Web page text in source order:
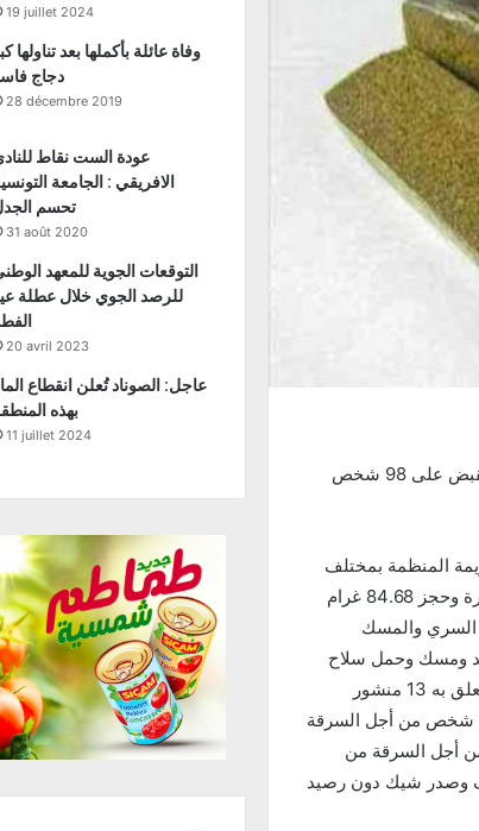
تمكنت المصالح الأمنية المشتركة التابعة لإقليم امن بنزرت خلال الأسبوع المنقضي من القاء القبض على 98 شخص
المنظمة بمختلف
أنواعها فقد تم ، القاء القبض على 13 شخص من أجل المسك والاستهلاك والتجار في مادة مخدرة وحجز 84.68 غرام
البغاء السري والمسك
بالعنف الشديد ومسك وحمل سلاح
ابيض دون رخصة ايقاف شخص من أجل انتحال صفة عون أمن والتحيل ايقاف شخص شخص متعلق به 13 منشور
شخص من أجل السرقة
أجل السرقة من
التخيل والعنف وصدر شيك دون رصيد
19 juillet 2024
وفاة عائلة بأكملها بعد تناولها
دجاج
28 décembre 2019
عودة الست نقاط
الافريقي : الجامعة
تحسم
31 août 2020
التوقعات الجوية للمعهد
للرصد الجوي خلال عطلة
20 avril 2023
عاجل: الصوناد تُعلن انقطاع
بهذه
11 juillet 2024